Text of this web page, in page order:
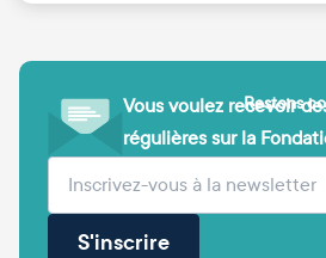
Vous voulez recevoir
régulières sur la
Votre adresse e-mail
S'inscrire
Restons